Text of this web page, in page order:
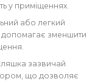
у приміщеннях.
або легкий
зменшити
зазвичай
що дозволяє